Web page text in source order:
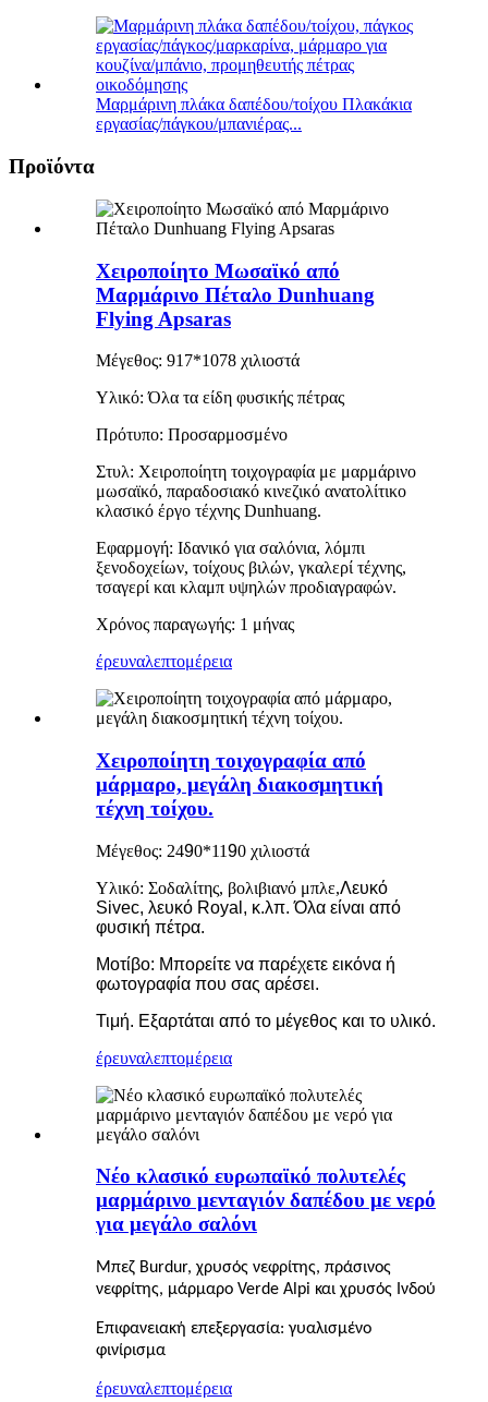
Μαρμάρινη πλάκα δαπέδου/τοίχου Πλακάκια
εργασίας/πάγκου/μπανιέρας...
Προϊόντα
Χειροποίητο Μωσαϊκό από
Μαρμάρινο Πέταλο Dunhuang
Flying Apsaras
Μέγεθος: 917*1078 χιλιοστά
Υλικό: Όλα τα είδη φυσικής πέτρας
Πρότυπο: Προσαρμοσμένο
Στυλ: Χειροποίητη τοιχογραφία με μαρμάρινο
μωσαϊκό, παραδοσιακό κινεζικό ανατολίτικο
κλασικό έργο τέχνης Dunhuang.
Εφαρμογή: Ιδανικό για σαλόνια, λόμπι
ξενοδοχείων, τοίχους βιλών, γκαλερί τέχνης,
τσαγερί και κλαμπ υψηλών προδιαγραφών.
Χρόνος παραγωγής: 1 μήνας
έρευναλεπτομέρεια
Χειροποίητη τοιχογραφία από
μάρμαρο, μεγάλη διακοσμητική
τέχνη τοίχου.
Μέγεθος: 2490*1190 χιλιοστά
Υλικό: Σοδαλίτης, βολιβιανό μπλε,Λευκό
Sivec, λευκό Royal, κ.λπ. Όλα είναι από
φυσική πέτρα.
Μοτίβο: Μπορείτε να παρέχετε εικόνα ή
φωτογραφία που σας αρέσει.
Τιμή. Εξαρτάται από το μέγεθος και το υλικό.
έρευναλεπτομέρεια
Νέο κλασικό ευρωπαϊκό πολυτελές
μαρμάρινο μενταγιόν δαπέδου με νερό
για μεγάλο σαλόνι
Μπεζ Burdur, χρυσός νεφρίτης, πράσινος
νεφρίτης, μάρμαρο Verde Alpi και χρυσός Ινδού
Επιφανειακή επεξεργασία: γυαλισμένο
φινίρισμα
έρευναλεπτομέρεια